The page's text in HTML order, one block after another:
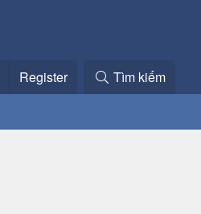
Register Tìm kiếm